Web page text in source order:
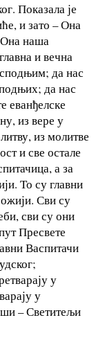
Показала је
и зато – Она
Она наша
и вечна
да нас
да нас
еванђелске
из вере у
из молитве
и све остале
а за
То су главни
Сви су
сви су они
Пресвете
Васпитачи
у
у
– Светитељи